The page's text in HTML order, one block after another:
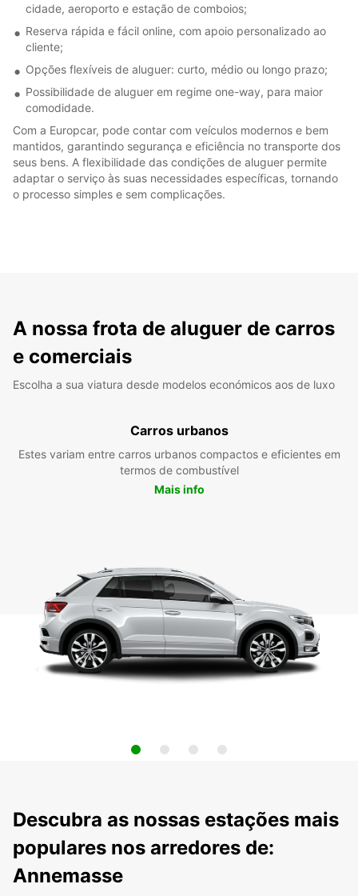
cidade, aeroporto e estação de comboios;
Reserva rápida e fácil online, com apoio personalizado ao
cliente;
Opções flexíveis de aluguer: curto, médio ou longo prazo;
Possibilidade de aluguer em regime one-way, para maior
comodidade.
Com a Europcar, pode contar com veículos modernos e bem
mantidos, garantindo segurança e eficiência no transporte dos
seus bens. A flexibilidade das condições de aluguer permite
adaptar o serviço às suas necessidades específicas, tornando
o processo simples e sem complicações.
A nossa frota de aluguer de carros
e comerciais
Escolha a sua viatura desde modelos económicos aos de luxo
Carros urbanos
Estes variam entre carros urbanos compactos e eficientes em
termos de combustível
Mais info
Descubra as nossas estações mais
populares nos arredores de:
Annemasse